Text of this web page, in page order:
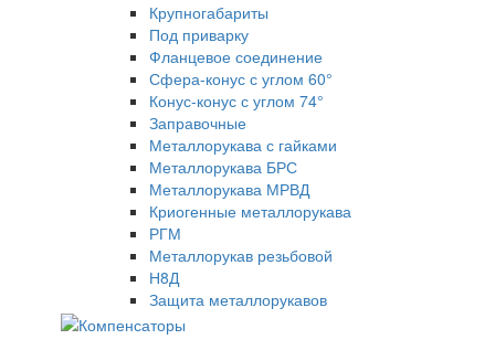
Крупногабариты
Под приварку
Фланцевое соединение
Сфера-конус с углом 60°
Конус-конус с углом 74°
Заправочные
Металлорукава с гайками
Металлорукава БРС
Металлорукава МРВД
Криогенные металлорукава
РГМ
Металлорукав резьбовой
Н8Д
Защита металлорукавов